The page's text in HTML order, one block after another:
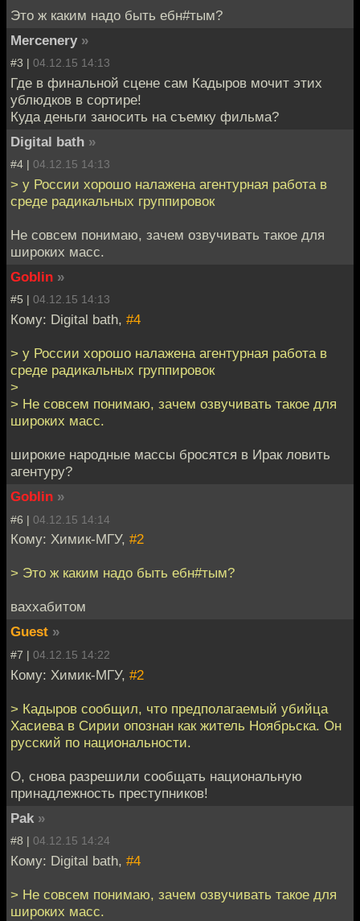
Это ж каким надо быть ебн#тым?
Mercenery »
#3 | 04.12.15 14:13
Где в финальной сцене сам Кадыров мочит этих
ублюдков в сортире!
Куда деньги заносить на съемку фильма?
Digital bath »
#4 | 04.12.15 14:13
> у России хорошо налажена агентурная работа в
среде радикальных группировок
Не совсем понимаю, зачем озвучивать такое для
широких масс.
Goblin »
#5 | 04.12.15 14:13
Кому: Digital bath, #4
> у России хорошо налажена агентурная работа в
среде радикальных группировок
>
> Не совсем понимаю, зачем озвучивать такое для
широких масс.
широкие народные массы бросятся в Ирак ловить
агентуру?
Goblin »
#6 | 04.12.15 14:14
Кому: Химик-МГУ, #2
> Это ж каким надо быть ебн#тым?
ваххабитом
Guest »
#7 | 04.12.15 14:22
Кому: Химик-МГУ, #2
> Кадыров сообщил, что предполагаемый убийца
Хасиева в Сирии опознан как житель Ноябрьска. Он
русский по национальности.
О, снова разрешили сообщать национальную
принадлежность преступников!
Pak »
#8 | 04.12.15 14:24
Кому: Digital bath, #4
> Не совсем понимаю, зачем озвучивать такое для
широких масс.